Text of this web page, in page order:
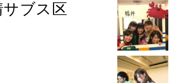
ブス区